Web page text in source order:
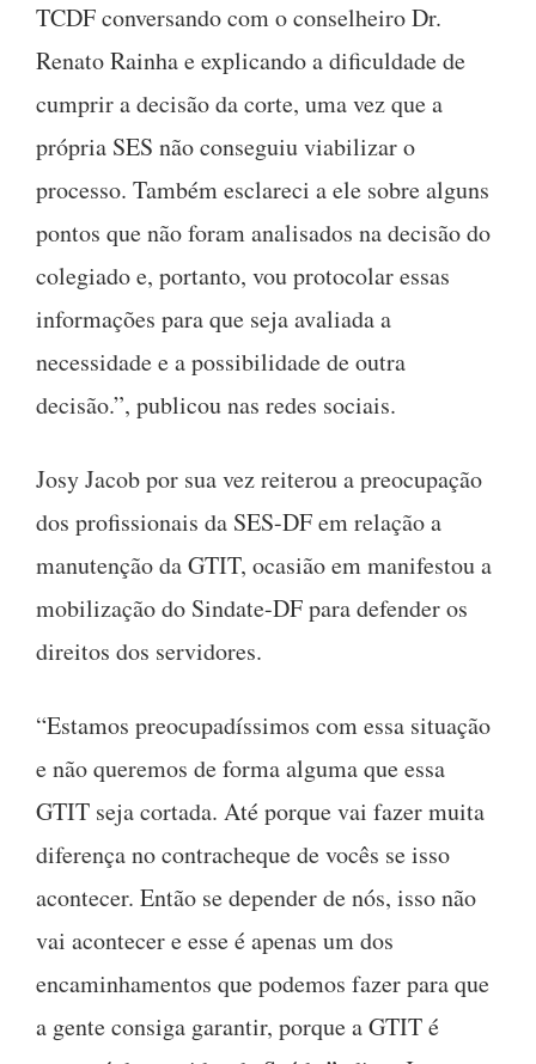
TCDF conversando com o conselheiro Dr.
Renato Rainha e explicando a dificuldade de
cumprir a decisão da corte, uma vez que a
própria SES não conseguiu viabilizar o
processo. Também esclareci a ele sobre alguns
pontos que não foram analisados na decisão do
colegiado e, portanto, vou protocolar essas
informações para que seja avaliada a
necessidade e a possibilidade de outra
decisão.”, publicou nas redes sociais.
Josy Jacob por sua vez reiterou a preocupação
dos profissionais da SES-DF em relação a
manutenção da GTIT, ocasião em manifestou a
mobilização do Sindate-DF para defender os
direitos dos servidores.
“Estamos preocupadíssimos com essa situação
e não queremos de forma alguma que essa
GTIT seja cortada. Até porque vai fazer muita
diferença no contracheque de vocês se isso
acontecer. Então se depender de nós, isso não
vai acontecer e esse é apenas um dos
encaminhamentos que podemos fazer para que
a gente consiga garantir, porque a GTIT é